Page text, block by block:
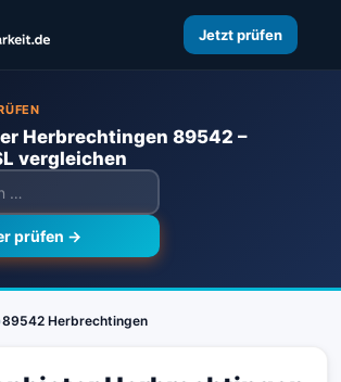
Jetzt prüfen
Herbrechtingen 89542 –
vergleichen
prüfen →
›89542 Herbrechtingen